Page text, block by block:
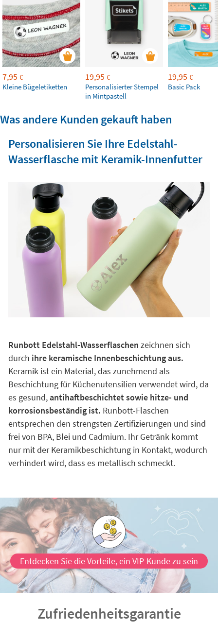
7,95 €
Kleine Bügeletiketten
19,95 €
Personalisierter Stempel
in Mintpastell
19,95 €
Basic Pack
Was andere Kunden gekauft haben
Personalisieren Sie Ihre Edelstahl-
Wasserflasche mit Keramik-Innenfutter
Runbott Edelstahl-Wasserflaschen zeichnen sich
durch ihre keramische Innenbeschichtung aus.
Keramik ist ein Material, das zunehmend als
Beschichtung für Küchenutensilien verwendet wird, da
es gesund,antihaftbeschichtet sowie hitze- und
korrosionsbeständig ist. Runbott-Flaschen
entsprechen den strengsten Zertifizierungen und sind
frei von BPA, Blei und Cadmium. Ihr Getränk kommt
nur mit der Keramikbeschichtung in Kontakt, wodurch
verhindert wird, dass es metallisch schmeckt.
Entdecken Sie die Vorteile, ein VIP-Kunde zu sein
Zufriedenheitsgarantie